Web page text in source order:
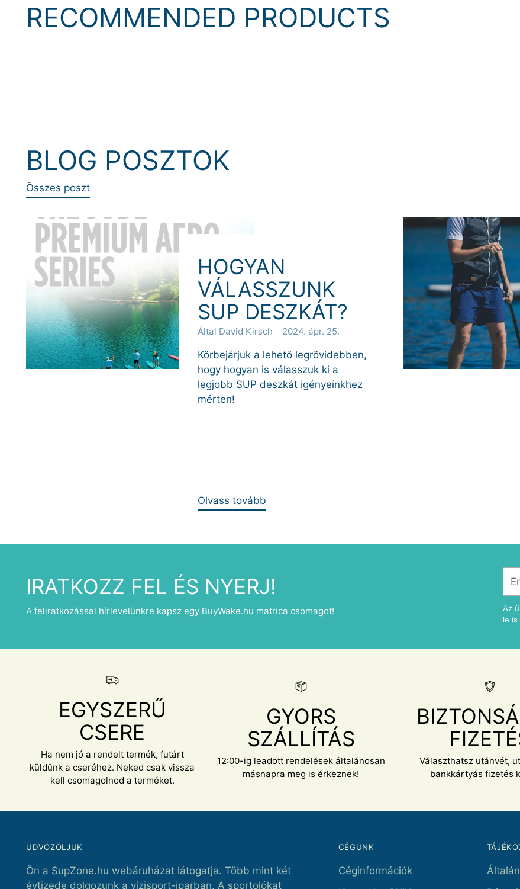
kosárhoz
RECOMMENDED PRODUCTS
BLOG POSZTOK
Összes poszt
HOGYAN
VÁLASSZUNK
SUP DESZKÁT?
Által David Kirsch 2024. ápr. 25.
Körbejárjuk a lehető legrövidebben,
hogy hogyan is válasszuk ki a
legjobb SUP deszkát igényeinkhez
mérten!
Olvass tovább
IRATKOZZ FEL ÉS NYERJ!
A feliratkozással hírlevelünkre kapsz egy BuyWake.hu matrica csomagot!
Az
le is
EGYSZERŰ
CSERE
Ha nem jó a rendelt termék, futárt
küldünk a cseréhez. Neked csak vissza
kell csomagolnod a terméket.
GYORS
SZÁLLÍTÁS
12:00-ig leadott rendelések általánosan
másnapra meg is érkeznek!
Választhatsz utánvét,
bankkártyás fizetés
ÜDVÖZÖLJÜK
Ön a SupZone.hu webáruházat látogatja. Több mint két
évtizede dolgozunk a vízisport-iparban. A sportolókat
CÉGÜNK
Céginformációk